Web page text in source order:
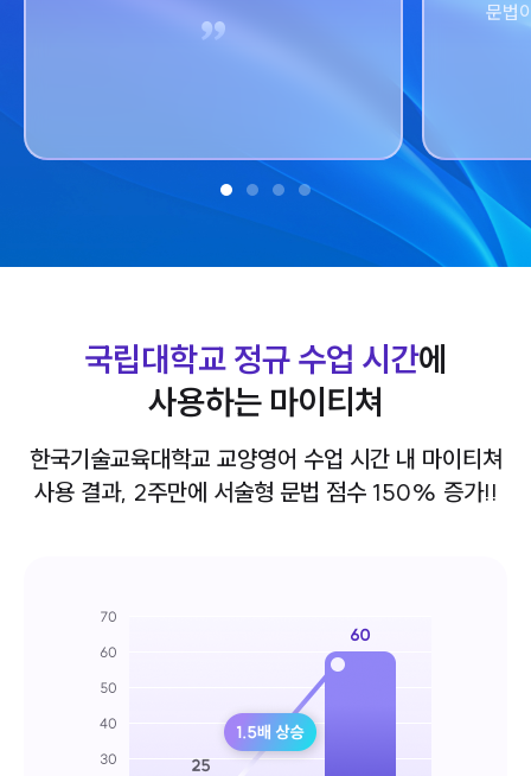
문법
국립대학교 정규 수업 시간에
사용하는 마이티쳐
한국기술교육대학교 교양영어 수업 시간 내 마이티쳐
사용 결과, 2주만에 서술형 문법 점수 150% 증가!!